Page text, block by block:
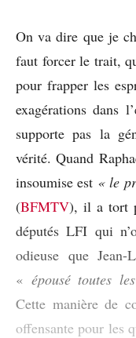
On va dire que je
faut forcer le trait,
pour frapper les
exagérations dans
supporte pas la
vérité. Quand
insoumise est « le
(BFMTV), il a tort
députés LFI qui
odieuse que
« épousé toutes
Cette manière de
offensante pour les